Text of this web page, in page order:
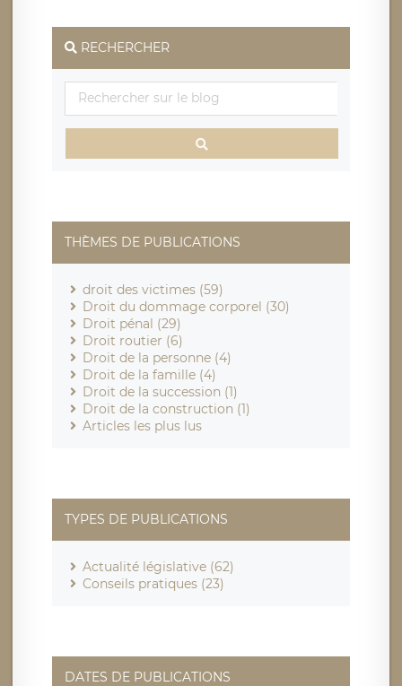
RECHERCHER
THÈMES DE PUBLICATIONS
droit des victimes (59)
Droit du dommage corporel (30)
Droit pénal (29)
Droit routier (6)
Droit de la personne (4)
Droit de la famille (4)
Droit de la succession (1)
Droit de la construction (1)
Articles les plus lus
TYPES DE PUBLICATIONS
Actualité législative (62)
Conseils pratiques (23)
DATES DE PUBLICATIONS